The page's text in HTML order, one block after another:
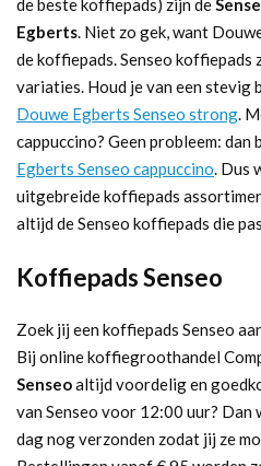
de beste koffiepads) zijn de
Egberts. Niet zo gek, want
de koffiepads. Senseo koffiepads
variaties. Houd je van een stevig
Douwe Egberts Senseo strong.
cappuccino? Geen probleem: dan
Egberts Senseo cappuccino. Dus
uitgebreide koffiepads
altijd de Senseo koffiepads die
Koffiepads Senseo
Zoek jij een koffiepads Senseo
Bij online koffiegroothandel
Senseoaltijd voordelig en
van Senseo voor 12:00 uur?
dag nog verzonden zodat jij ze